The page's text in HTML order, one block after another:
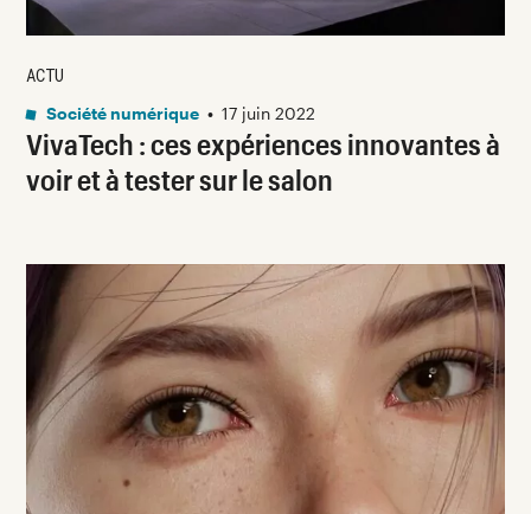
VivaTech : ces expériences innovantes à
voir et à tester sur le salon
ACTU
Société numérique • 17 juin 2022